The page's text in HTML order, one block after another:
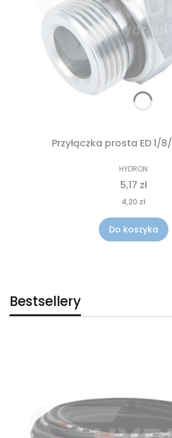
Przyłączka prosta ED 1/8/
HYDRON
5,17 zł
4,20 zł
Do koszyka
Bestsellery